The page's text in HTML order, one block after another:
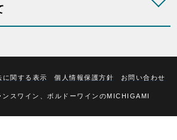
に関する表示 個人情報保護方針 お問い合わせ
スワイン、ボルドーワインのMICHIGAMI